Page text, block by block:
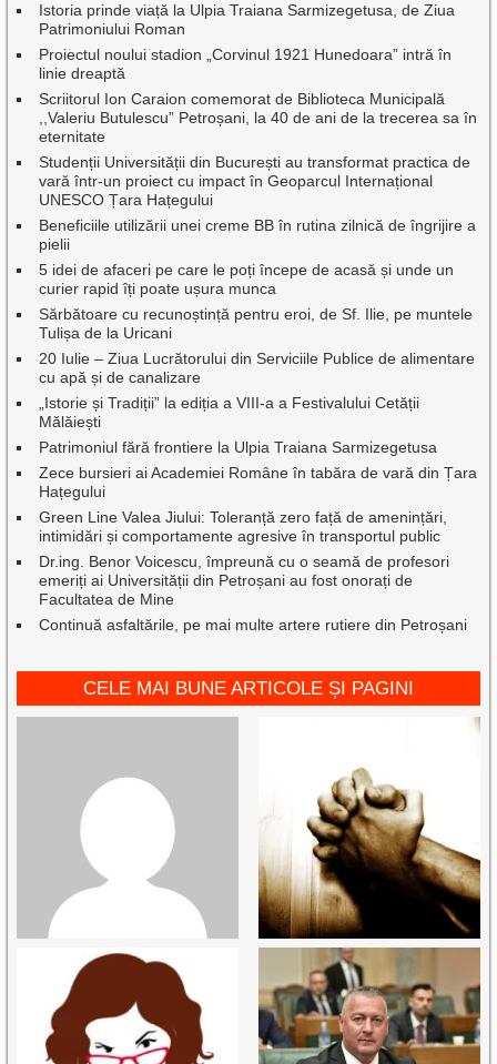
Istoria prinde viață la Ulpia Traiana Sarmizegetusa, de Ziua
Patrimoniului Roman
Proiectul noului stadion „Corvinul 1921 Hunedoara” intră în
linie dreaptă
Scriitorul Ion Caraion comemorat de Biblioteca Municipală
,,Valeriu Butulescu” Petroșani, la 40 de ani de la trecerea sa în
eternitate
Studenții Universității din București au transformat practica de
vară într-un proiect cu impact în Geoparcul Internațional
UNESCO Țara Hațegului
Beneficiile utilizării unei creme BB în rutina zilnică de îngrijire a
pielii
5 idei de afaceri pe care le poți începe de acasă și unde un
curier rapid îți poate ușura munca
Sărbătoare cu recunoștință pentru eroi, de Sf. Ilie, pe muntele
Tulișa de la Uricani
20 Iulie – Ziua Lucrătorului din Serviciile Publice de alimentare
cu apă și de canalizare
„Istorie și Tradiții” la ediția a VIII-a a Festivalului Cetății
Mălăiești
Patrimoniul fără frontiere la Ulpia Traiana Sarmizegetusa
Zece bursieri ai Academiei Române în tabăra de vară din Țara
Hațegului
Green Line Valea Jiului: Toleranță zero față de amenințări,
intimidări și comportamente agresive în transportul public
Dr.ing. Benor Voicescu, împreună cu o seamă de profesori
emeriți ai Universității din Petroșani au fost onorați de
Facultatea de Mine
Continuă asfaltările, pe mai multe artere rutiere din Petroșani
CELE MAI BUNE ARTICOLE ȘI PAGINI